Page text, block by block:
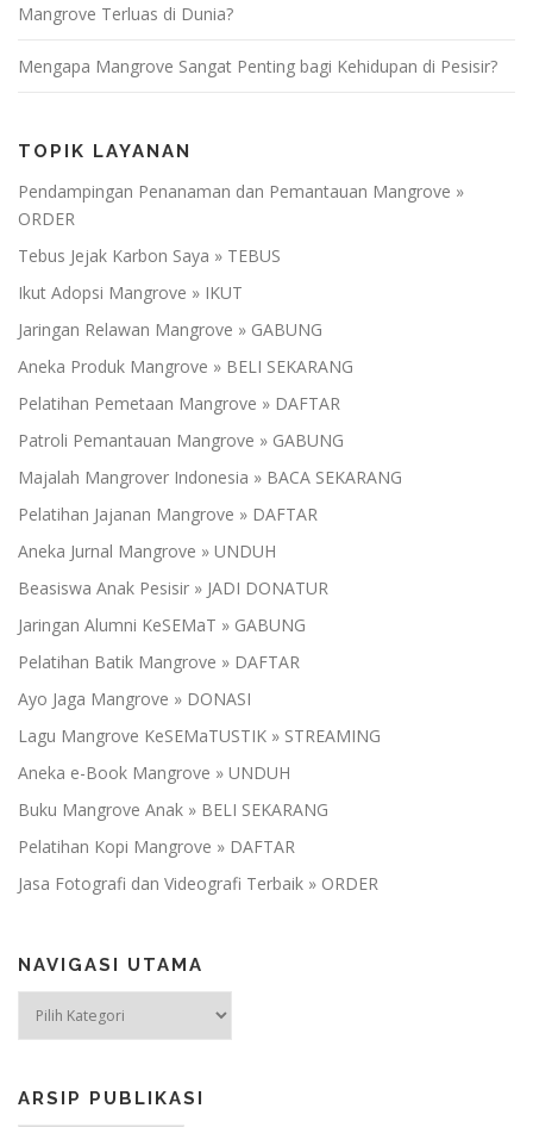
Mangrove Terluas di Dunia?
Mengapa Mangrove Sangat Penting bagi Kehidupan di Pesisir?
TOPIK LAYANAN
Pendampingan Penanaman dan Pemantauan Mangrove »
ORDER
Tebus Jejak Karbon Saya » TEBUS
Ikut Adopsi Mangrove » IKUT
Jaringan Relawan Mangrove » GABUNG
Aneka Produk Mangrove » BELI SEKARANG
Pelatihan Pemetaan Mangrove » DAFTAR
Patroli Pemantauan Mangrove » GABUNG
Majalah Mangrover Indonesia » BACA SEKARANG
Pelatihan Jajanan Mangrove » DAFTAR
Aneka Jurnal Mangrove » UNDUH
Beasiswa Anak Pesisir » JADI DONATUR
Jaringan Alumni KeSEMaT » GABUNG
Pelatihan Batik Mangrove » DAFTAR
Ayo Jaga Mangrove » DONASI
Lagu Mangrove KeSEMaTUSTIK » STREAMING
Aneka e-Book Mangrove » UNDUH
Buku Mangrove Anak » BELI SEKARANG
Pelatihan Kopi Mangrove » DAFTAR
Jasa Fotografi dan Videografi Terbaik » ORDER
NAVIGASI UTAMA
UTAMA
ARSIP PUBLIKASI